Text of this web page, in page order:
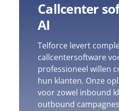
Callcenter
AI
Telforce levert
callcentersoftware
professioneel willen
hun klanten. Onze
voor zowel inbound
outbound